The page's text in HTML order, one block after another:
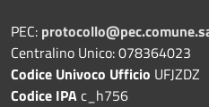
PEC:
Centralino Unico: 078364023
Codice Univoco Ufficio UFJZDZ
Codice IPAc_h756